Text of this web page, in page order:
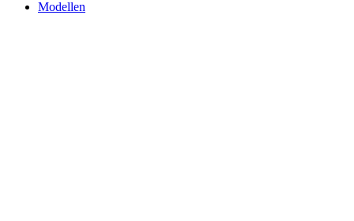
Modellen